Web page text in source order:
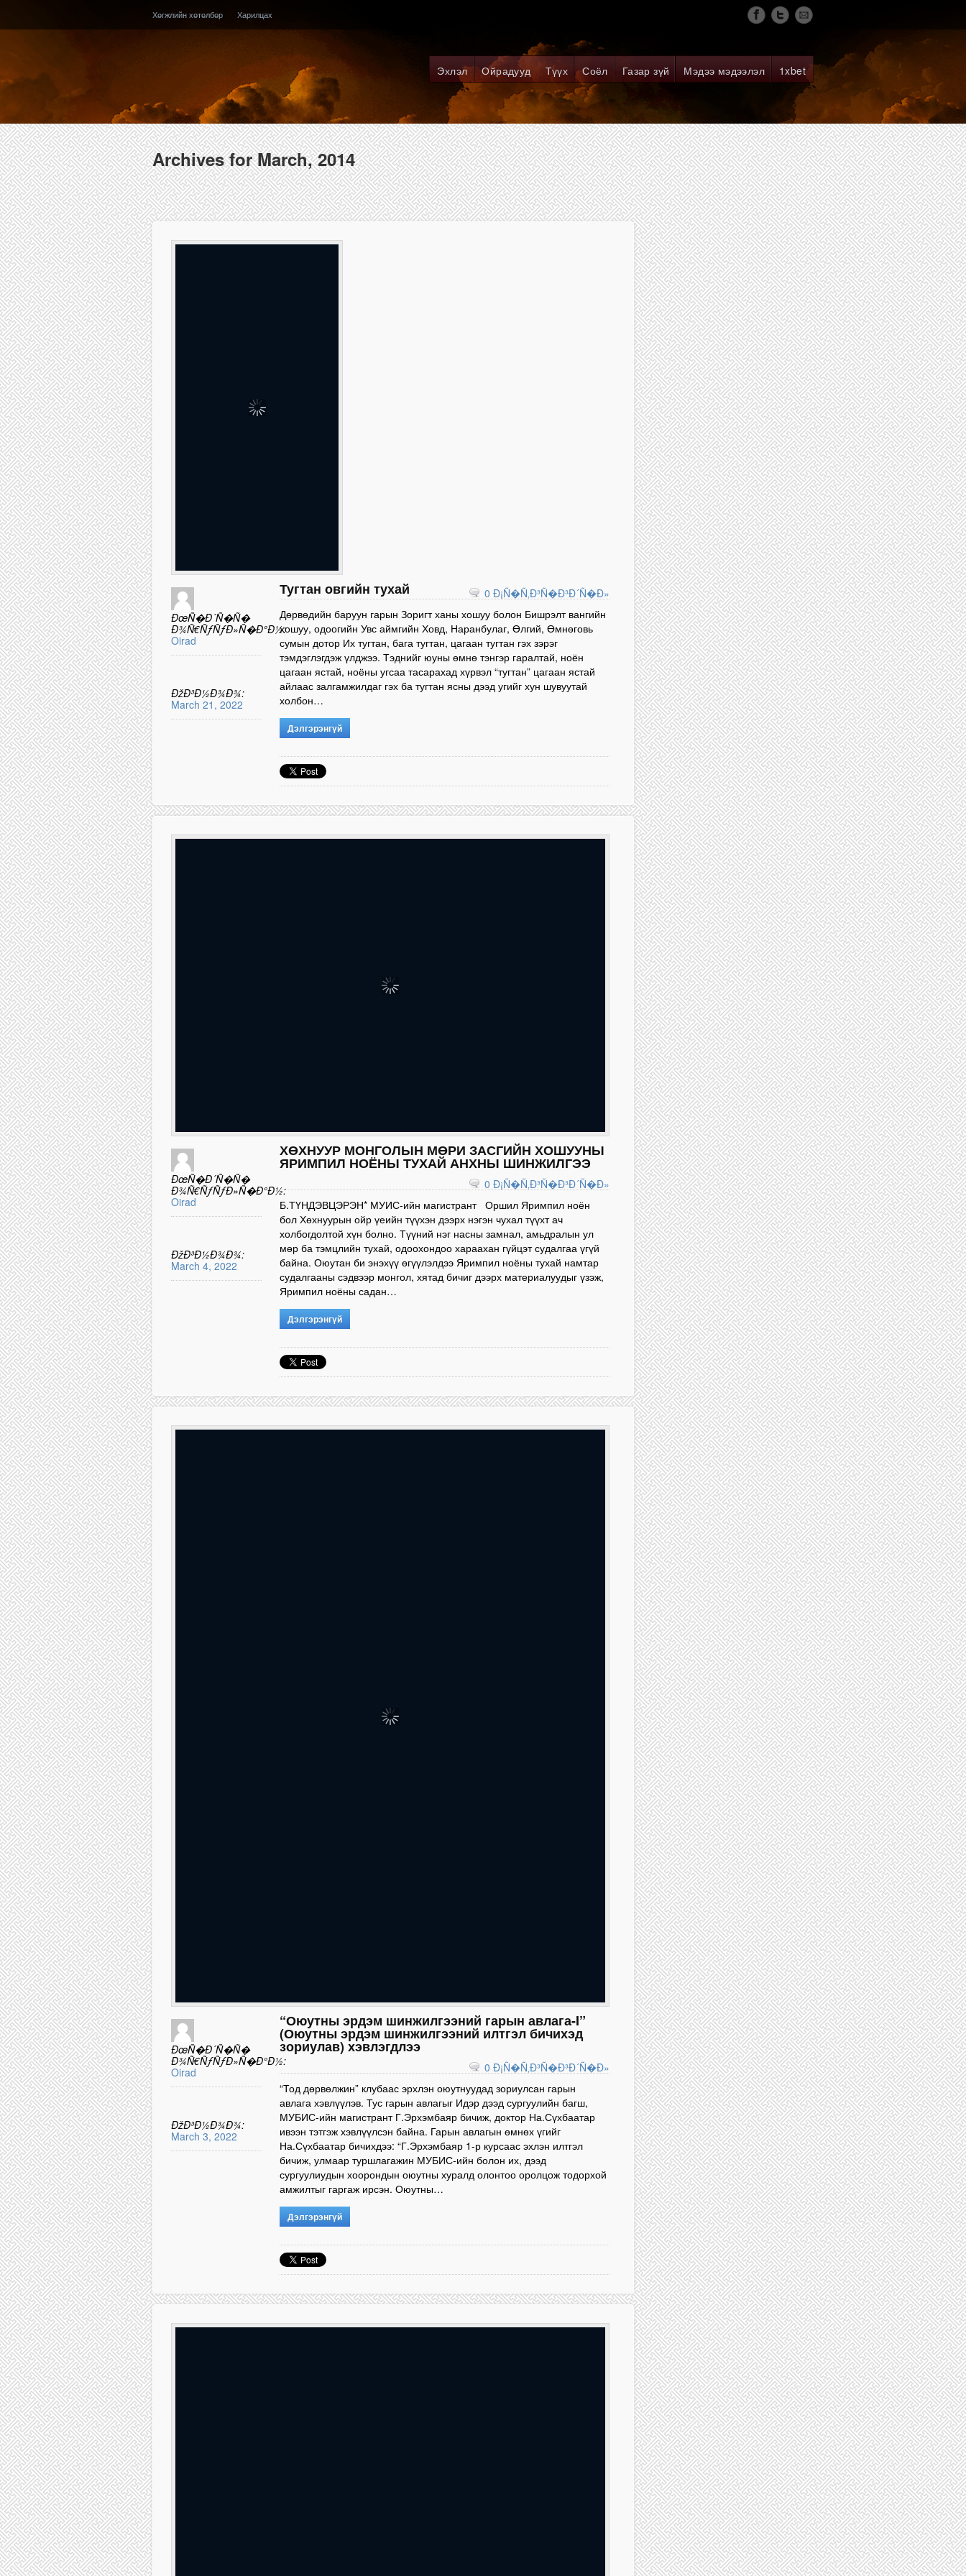
Эхлэл Ойрадууд Түүх Соёл Газар зүй Мэдээ мэдээлэл 1xbet
Хөгжлийн хөтөлбөр Харилцах
Archives for March, 2014
ÐœÑ�Ð´Ñ�Ñ�
Ð¾Ñ€ÑƒÑƒÐ»Ñ�Ð°Ð½:
Oirad
ÐžÐ³Ð½Ð¾Ð¾:
March 21, 2022
Тугтан овгийн тухай
0 Ð¡Ñ�Ñ‚Ð³Ñ�Ð³Ð´Ñ�Ð»
Дөрвөдийн баруун гарын Зоригт ханы хошуу болон Бишрэлт вангийн
хошуу, одоогийн Увс аймгийн Ховд, Наранбулаг, Өлгий, Өмнөговь
сумын дотор Их тугтан, бага тугтан, цагаан тугтан гэх зэрэг
тэмдэглэгдэж үлджээ. Тэднийг юуны өмнө тэнгэр гаралтай, ноён
цагаан ястай, ноёны угсаа тасарахад хүрвэл “тугтан” цагаан ястай
айлаас залгамжилдаг гэх ба тугтан ясны дээд угийг хун шувуутай
холбон…
Дэлгэрэнгүй
ÐœÑ�Ð´Ñ�Ñ�
Ð¾Ñ€ÑƒÑƒÐ»Ñ�Ð°Ð½:
Oirad
ÐžÐ³Ð½Ð¾Ð¾:
March 4, 2022
ХӨХНУУР МОНГОЛЫН МӨРИ ЗАСГИЙН ХОШУУНЫ
ЯРИМПИЛ НОЁНЫ ТУХАЙ АНХНЫ ШИНЖИЛГЭЭ
0 Ð¡Ñ�Ñ‚Ð³Ñ�Ð³Ð´Ñ�Ð»
Б.ТҮНДЭВЦЭРЭН* МУИС-ийн магистрант Оршил Яримпил ноён
бол Хөхнуурын ойр үеийн түүхэн дээрх нэгэн чухал түүхт ач
холбогдолтой хүн болно. Түүний нэг насны замнал, амьдралын ул
мөр ба тэмцлийн тухай, одоохондоо хараахан гүйцэт судалгаа үгүй
байна. Оюутан би энэхүү өгүүлэлдээ Яримпил ноёны тухай намтар
судалгааны сэдвээр монгол, хятад бичиг дээрх материалуудыг үзэж,
Яримпил ноёны садан…
Дэлгэрэнгүй
ÐœÑ�Ð´Ñ�Ñ�
Ð¾Ñ€ÑƒÑƒÐ»Ñ�Ð°Ð½:
Oirad
ÐžÐ³Ð½Ð¾Ð¾:
March 3, 2022
“Оюутны эрдэм шинжилгээний гарын авлага-I”
(Оюутны эрдэм шинжилгээний илтгэл бичихэд
зориулав) хэвлэгдлээ
0 Ð¡Ñ�Ñ‚Ð³Ñ�Ð³Ð´Ñ�Ð»
“Тод дөрвөлжин” клубаас эрхлэн оюутнуудад зориулсан гарын
авлага хэвлүүлэв. Тус гарын авлагыг Идэр дээд сургуулийн багш,
МУБИС-ийн магистрант Г.Эрхэмбаяр бичиж, доктор На.Сүхбаатар
ивээн тэтгэж хэвлүүлсэн байна. Гарын авлагын өмнөх үгийг
На.Сүхбаатар бичихдээ: “Г.Эрхэмбаяр 1-р курсаас эхлэн илтгэл
бичиж, улмаар туршлагажин МУБИС-ийн болон их, дээд
сургуулиудын хоорондын оюутны хуралд олонтоо оролцож тодорхой
амжилтыг гаргаж ирсэн. Оюутны…
Дэлгэрэнгүй